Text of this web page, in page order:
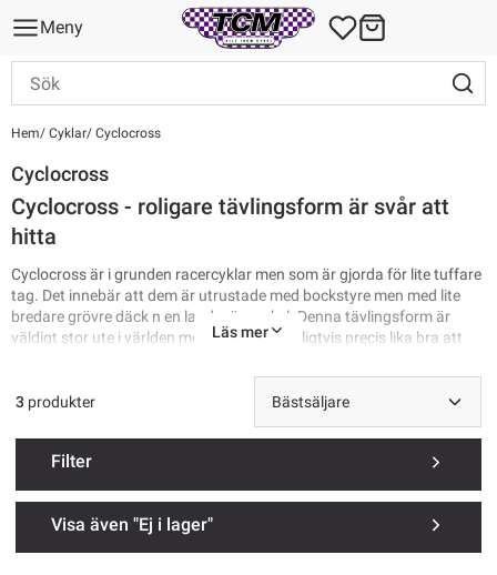
Meny
Hem Cyklar Cyclocross
Cyclocross
Cyclocross - roligare tävlingsform är svår att
hitta
Cyclocross är i grunden racercyklar men som är gjorda för lite tuffare
tag. Det innebär att dem är utrustade med bockstyre men med lite
bredare grövre däck n en landsvägscykel. Denna tävlingsform är
väldigt stor ute i världen men det går naturligtvis precis lika bra att
pendling. På vissa cyclocrosscyklar kan man montera ännu bredare
däck, skärmar, pakethållare etc men det finns även en cykeltyp som
Se allacyklar
Läs mer
Filter
Visa även "Ej i lager"
3 produkter